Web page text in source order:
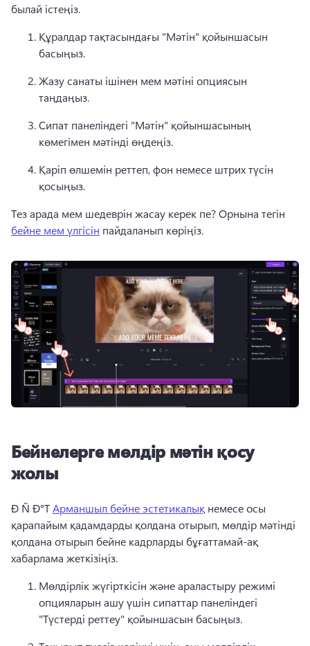
былай істеңіз.
Құралдар тақтасындағы "Мәтін" қойыншасын
басыңыз.
Жазу санаты ішінен мем мәтіні опциясын
таңдаңыз.
Сипат панеліндегі "Мәтін" қойыншасының
көмегімен мәтінді өңдеңіз.
Қаріп өлшемін реттеп, фон немесе штрих түсін
қосыңыз.
Тез арада мем шедеврін жасау керек пе? Орнына тегін
бейне мем үлгісін пайдаланып көріңіз.
Бейнелерге мөлдір мәтін қосу
жолы
Ð Ñ Ð°T Арманшыл бейне эстетикалық немесе осы
қарапайым қадамдарды қолдана отырып, мөлдір мәтінді
қолдана отырып бейне кадрларды бұғаттамай-ақ
хабарлама жеткізіңіз.
Мөлдірлік жүгірткісін және араластыру режимі
опцияларын ашу үшін сипаттар панеліндегі
"Түстерді реттеу" қойыншасын басыңыз.